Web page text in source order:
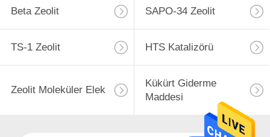
Beta Zeolit SAPO-34 Zeolit
TS-1 Zeolit HTS Katalizörü
Zeolit ​​Moleküler Elek
Kükürt Giderme
Maddesi